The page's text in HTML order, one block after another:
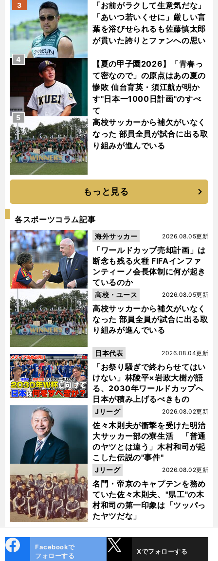
「お前がラクして生意気だな」
「あいつ若いくせに」厳しい言
葉を浴びせられるも佐藤慎太郎
が貫いた誇りとファンへの思い
3
【夏の甲子園2026】「青春っ
て密なので」の原点はあの夏の
惨敗 仙台育英・須江航が明か
す"日本一1000日計画"のすべ
て
4
高校サッカーから補欠がいなく
なった 部員全員が試合に出る取
り組みが進んでいる
5
もっと見る
各スポーツコラム記事
「ワールドカップ売却計画」は
断念も残る火種 FIFAインファ
ンティーノ会長体制に何が起き
ているのか
2026.08.05更新
海外サッカー
高校サッカーから補欠がいなく
なった 部員全員が試合に出る取
り組みが進んでいる
2026.08.05更新
高校・ユース
「お祭り騒ぎで終わらせてはい
けない」林陵平×岩政大樹が語
る、2030年ワールドカップへ
日本が積み上げるべきもの
2026.08.04更新
日本代表
佐々木則夫が衝撃を受けた明治
大サッカー部の寮生活 「普通
のヤツとは違う」木村和司が起
こした伝説の"事件"
2026.08.02更新
Jリーグ
名門・帝京のキャプテンを務め
ていた佐々木則夫、"県工"の木
村和司の第一印象は「ツッパっ
たヤツだな」
2026.08.02更新
Jリーグ
ok
Facebookで
フォローする
Xでフォローする